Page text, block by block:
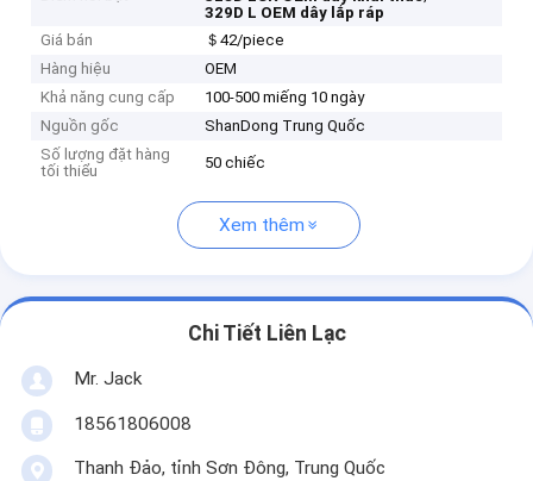
329D L OEM dây lắp ráp
Giá bán
＄42/piece
Hàng hiệu
OEM
Khả năng cung cấp
100-500 miếng 10 ngày
Nguồn gốc
ShanDong Trung Quốc
Số lượng đặt hàng
tối thiểu
50 chiếc
Xem thêm
Chi Tiết Liên Lạc
Mr. Jack
18561806008
Thanh Đảo, tỉnh Sơn Đông, Trung Quốc